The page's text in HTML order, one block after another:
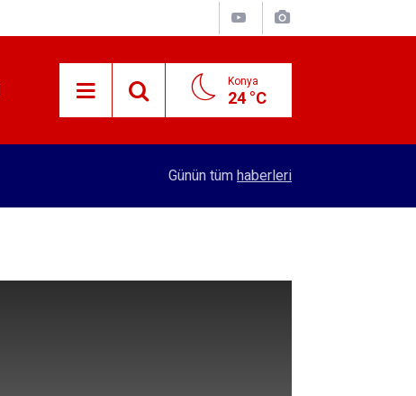
Konya
24 °C
Merkez Bankası rezervleri açıklandı
Günün tüm haberleri